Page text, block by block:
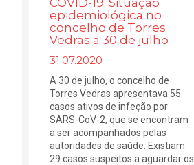
epidemiológica no
concelho de Torres
Vedras a 30 de julho
31.07.2020
A 30 de julho, o concelho de
Torres Vedras apresentava 55
casos ativos de infeção por
SARS-CoV-2, que se encontram
a ser acompanhados pelas
autoridades de saúde. Existiam
29 casos suspeitos a aguardar os